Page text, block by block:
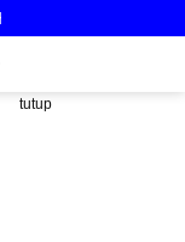
Ani Pacitan Resmi
tutup